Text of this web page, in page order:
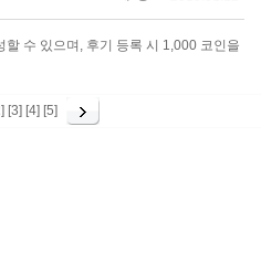
수 있으며, 후기 등록 시 1,000 코인을
[3] [4] [5]